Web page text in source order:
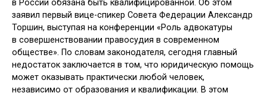
в России обязана быть квалифицированной. Об этом
заявил первый вице-спикер Совета Федерации Александр
Торшин, выступая на конференции «Роль адвокатуры
в совершенствовании правосудия в современном
обществе». По словам законодателя, сегодня главный
недостаток заключается в том, что юридическую помощь
может оказывать практически любой человек,
независимо от образования и квалификации. В этом